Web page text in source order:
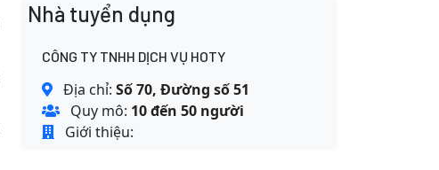
Nhà tuyển dụng
CÔNG TY TNHH DỊCH VỤ HOTY
Địa chỉ: Số 70, Đường số 51
Quy mô: 10 đến 50 người
Giới thiệu: